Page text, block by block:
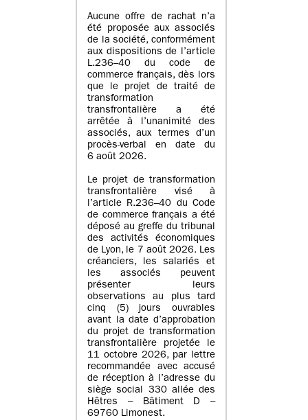
Aucune offre de rachat n’a
été proposée aux associés
de la société, conformément
aux dispositions de l’article
L.236–40 du code de
commerce français, dès lors
que le projet de traité de
transformation
transfrontalière a été
arrêtée à l’unanimité des
associés, aux termes d’un
procès-verbal en date du
6 août 2026.
Le projet de transformation
transfrontalière visé à
l’article R.236–40 du Code
de commerce français a été
déposé au greffe du tribunal
des activités économiques
de Lyon, le 7 août 2026. Les
créanciers, les salariés et
les associés peuvent
présenter leurs
observations au plus tard
cinq (5) jours ouvrables
avant la date d’approbation
du projet de transformation
transfrontalière projetée le
11 octobre 2026, par lettre
recommandée avec accusé
de réception à l’adresse du
siège social 330 allée des
Hêtres – Bâtiment D –
69760 Limonest.